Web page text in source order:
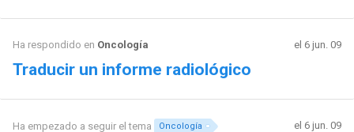
Ha respondido en Oncología el 6 jun. 09
Traducir un informe radiológico
Ha empezado a seguir el tema Oncología el 6 jun. 09